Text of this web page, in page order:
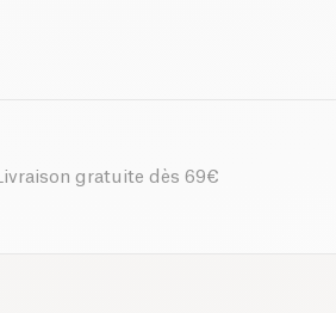
Livraison gratuite dès 69€